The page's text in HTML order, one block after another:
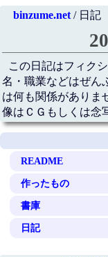
binzume.net/ 日記
この日記はフィク
名・職業などはぜん
は何も関係がありま
像はＣＧもしくは念
README
作ったもの
書庫
日記